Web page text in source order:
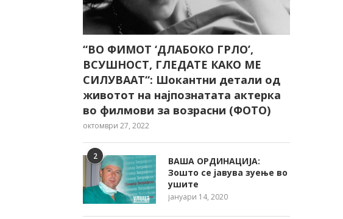
“ВО ФИМОТ ‘ДЛАБОКО ГРЛО’,
ВСУШНОСТ, ГЛЕДАТЕ КАКО МЕ
СИЛУВААТ“: Шокантни детали од
животот на најпознатата актерка
во филмови за возрасни (ФОТО)
октомври 27, 2022
2
ВАША ОРДИНАЦИЈА:
Зошто се јавува зуење во
ушите
јануари 14, 2020